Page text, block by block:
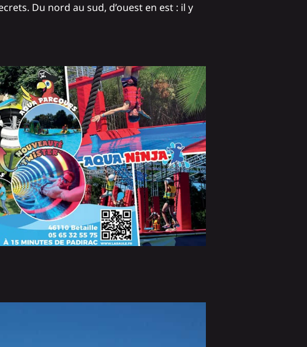
Du nord au sud, d’ouest en est : il y